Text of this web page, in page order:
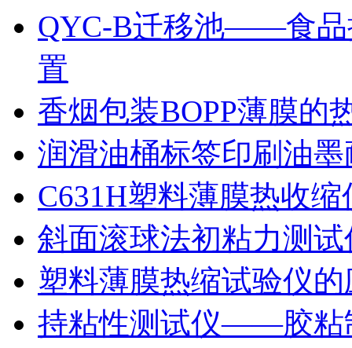
QYC-B迁移池——食品
置
香烟包装BOPP薄膜的
润滑油桶标签印刷油
C631H塑料薄膜热收
斜面滚球法初粘力测
塑料薄膜热缩试验仪
持粘性测试仪——胶粘